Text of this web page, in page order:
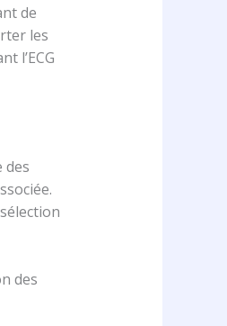
de
les
l’ECG
des
des